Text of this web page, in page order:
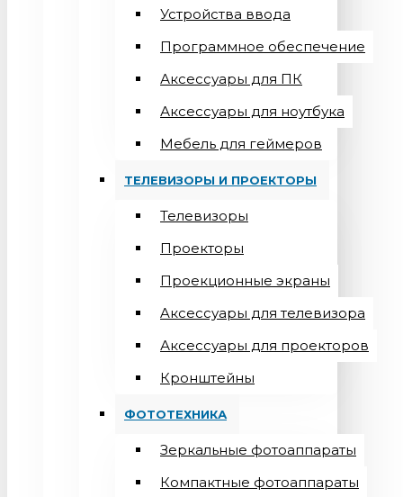
Устройства ввода
Программное обеспечение
Аксессуары для ПК
Аксессуары для ноутбука
Мебель для геймеров
ТЕЛЕВИЗОРЫ И ПРОЕКТОРЫ
Телевизоры
Проекторы
Проекционные экраны
Aксессуары для телевизора
Аксессуары для проекторов
Кронштейны
ФОТОТЕХНИКА
Зеркальные фотоаппараты
Компактные фотоаппараты